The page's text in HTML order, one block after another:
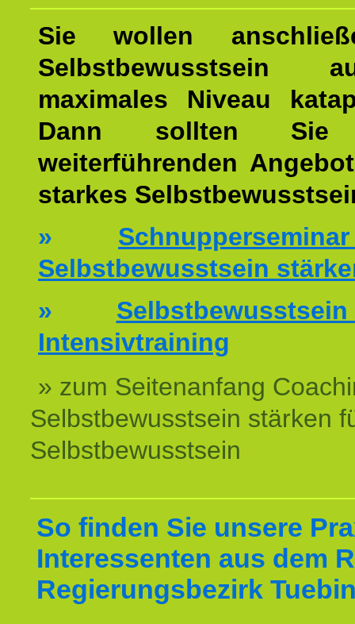
Sie wollen
Selbstbewusstsein
maximales Niveau
Dann sollten Sie
weiterführenden
starkes
»
Selbstbewusstsein
»
Intensivtraining
» zum Seitenanfang
Selbstbewusstsein stärken
Selbstbewusstsein
So finden Sie unsere
Interessenten aus dem
Regierungsbezirk